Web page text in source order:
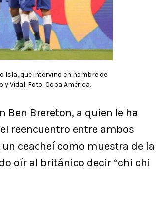
Isla, que intervino en nombre de
Vidal. Foto: Copa América.
Ben Brereton, a quien le ha
reencuentro entre ambos
ceacheí como muestra de la
oír al británico decir “chi chi